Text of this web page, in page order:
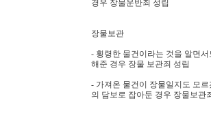
경우 장물운반죄 성립
장물보관
- 횡령한 물건이라는 것을 알면
해준 경우 장물 보관죄 성립
- 가져온 물건이 장물일지도 모
의 담보로 잡아둔 경우 장물보관